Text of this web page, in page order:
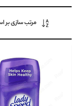
مرتب سازی بر